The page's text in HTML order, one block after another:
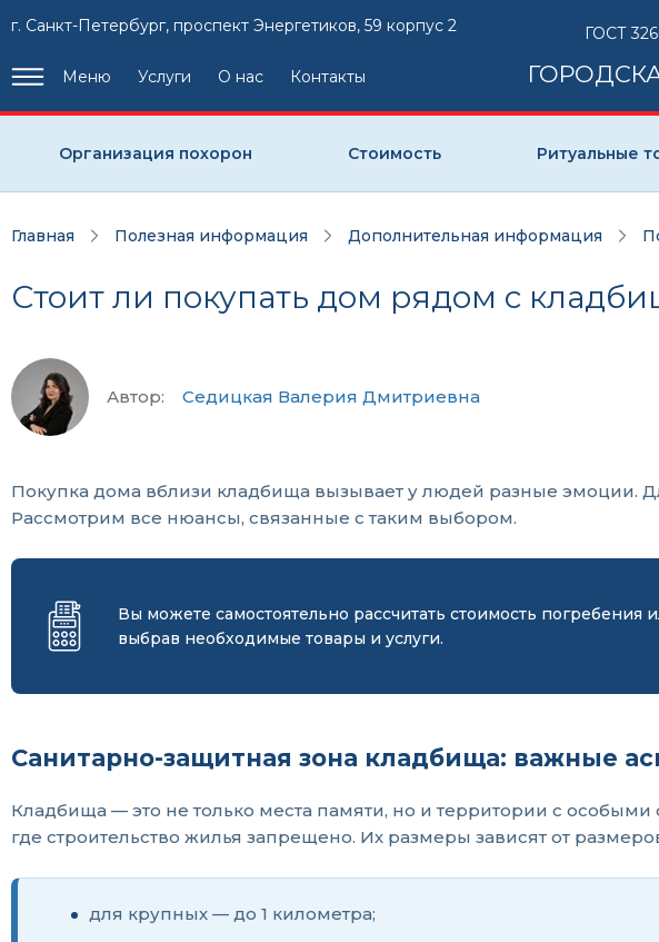
г. Санкт-Петербург, проспект Энергетиков, 59 корпус 2
Меню Услуги О нас Контакты
ГОСТ
Организация похорон Стоимость Ритуальные
Главная Полезная информация Дополнительная информация
Стоит ли покупать дом рядом с
Автор: Седицкая Валерия Дмитриевна
Покупка дома вблизи кладбища вызывает у людей разные эмоции.
Рассмотрим все нюансы, связанные с таким выбором.
Вы можете самостоятельно рассчитать стоимость погребения
выбрав необходимые товары и услуги.
Санитарно-защитная зона кладбища: важные
Кладбища — это не только места памяти, но и территории с
где строительство жилья запрещено. Их размеры зависят от
для крупных — до 1 километра;